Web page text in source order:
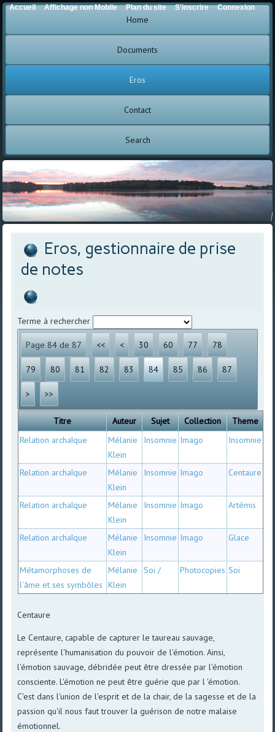
Home
Documents
Eros
Contact
Search
Eros, gestionnaire de prise
de notes
Terme à rechercher
Page 84 de 87 << < 30 60 77 78
79 80 81 82 83 84 85 86 87
> >>
Titre Auteur Sujet Collection
Theme
Relation archaîque
Mélanie
Klein
Insomnie Imago Insomnie
Relation archaîque
Mélanie
Klein
Insomnie Imago Centaure
Relation archaîque
Mélanie
Klein
Insomnie Imago Artémis
Relation archaîque
Mélanie
Klein
Insomnie Imago Glace
Métamorphoses de
l'âme et ses symbôles
Mélanie
Klein
Soi / Photocopies Soi
Centaure
Le Centaure, capable de capturer le taureau sauvage,
représente l'humanisation du pouvoir de l'émotion. Ainsi,
l'émotion sauvage, débridée peut être dressée par l'émotion
consciente. L'émotion ne peut être guérie que par l 'émotion.
C'est dans l'union de l'esprit et de la chair, de la sagesse et de la
passion qu'il nous faut trouver la guérison de notre malaise
émotionnel.
Accueil Affichage non Mobile Plan du site S'inscrire Connexion